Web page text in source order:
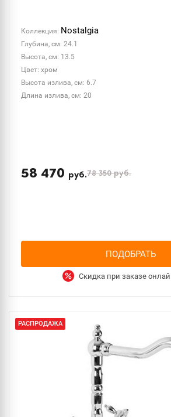
Коллекция: Nostalgia
Глубина, см: 24.1
Высота, см: 13.5
Цвет: хром
Высота излива, см: 6.7
Длина излива, см: 20
58 470 руб.78 350руб.
ПОДОБРАТЬ
Скидка при заказе
РАСПРОДАЖА